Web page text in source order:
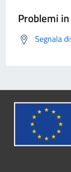
Problemi
Segnala